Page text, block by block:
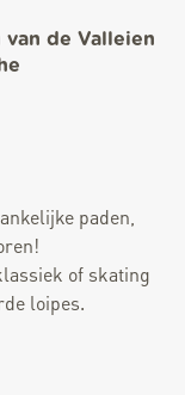
de Valleien
paden,
of skating
loipes.